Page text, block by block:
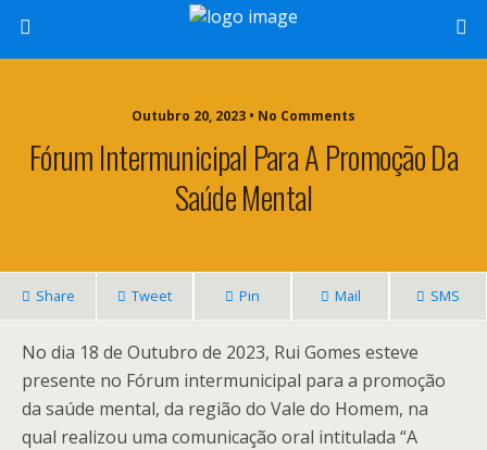
Outubro 20, 2023 • No Comments
Fórum Intermunicipal Para A Promoção Da
Saúde Mental
Share Tweet Pin Mail SMS
No dia 18 de Outubro de 2023, Rui Gomes esteve
presente no Fórum intermunicipal para a promoção
da saúde mental, da região do Vale do Homem, na
qual realizou uma comunicação oral intitulada “A